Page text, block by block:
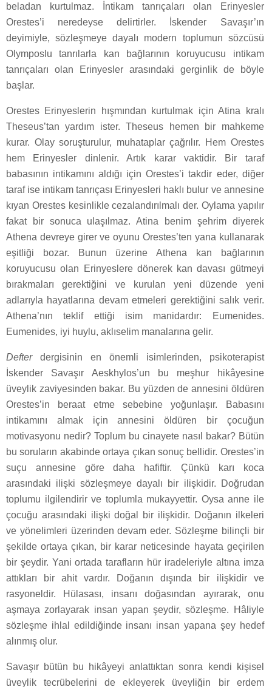
beladan kurtulmaz. İntikam tanrıçaları olan Erinyesler
Orestes’i neredeyse delirtirler. İskender Savaşır’ın
deyimiyle, sözleşmeye dayalı modern toplumun sözcüsü
Olymposlu tanrılarla kan bağlarının koruyucusu intikam
tanrıçaları olan Erinyesler arasındaki gerginlik de böyle
başlar.
Orestes Erinyeslerin hışmından kurtulmak için Atina kralı
Theseus’tan yardım ister. Theseus hemen bir mahkeme
kurar. Olay soruşturulur, muhataplar çağrılır. Hem Orestes
hem Erinyesler dinlenir. Artık karar vaktidir. Bir taraf
babasının intikamını aldığı için Orestes’i takdir eder, diğer
taraf ise intikam tanrıçası Erinyesleri haklı bulur ve annesine
kıyan Orestes kesinlikle cezalandırılmalı der. Oylama yapılır
fakat bir sonuca ulaşılmaz. Atina benim şehrim diyerek
Athena devreye girer ve oyunu Orestes’ten yana kullanarak
eşitliği bozar. Bunun üzerine Athena kan bağlarının
koruyucusu olan Erinyeslere dönerek kan davası gütmeyi
bırakmaları gerektiğini ve kurulan yeni düzende yeni
adlarıyla hayatlarına devam etmeleri gerektiğini salık verir.
Athena’nın teklif ettiği isim manidardır: Eumenides.
Eumenides, iyi huylu, aklıselim manalarına gelir.
Defterdergisinin en önemli isimlerinden, psikoterapist
İskender Savaşır Aeskhylos’un bu meşhur hikâyesine
üveylik zaviyesinden bakar. Bu yüzden de annesini öldüren
Orestes’in beraat etme sebebine yoğunlaşır. Babasını
intikamını almak için annesini öldüren bir çocuğun
motivasyonu nedir? Toplum bu cinayete nasıl bakar? Bütün
bu soruların akabinde ortaya çıkan sonuç bellidir. Orestes’in
suçu annesine göre daha hafiftir. Çünkü karı koca
arasındaki ilişki sözleşmeye dayalı bir ilişkidir. Doğrudan
toplumu ilgilendirir ve toplumla mukayyettir. Oysa anne ile
çocuğu arasındaki ilişki doğal bir ilişkidir. Doğanın ilkeleri
ve yönelimleri üzerinden devam eder. Sözleşme bilinçli bir
şekilde ortaya çıkan, bir karar neticesinde hayata geçirilen
bir şeydir. Yani ortada tarafların hür iradeleriyle altına imza
attıkları bir ahit vardır. Doğanın dışında bir ilişkidir ve
rasyoneldir. Hülasası, insanı doğasından ayırarak, onu
aşmaya zorlayarak insan yapan şeydir, sözleşme. Hâliyle
sözleşme ihlal edildiğinde insanı insan yapana şey hedef
alınmış olur.
Savaşır bütün bu hikâyeyi anlattıktan sonra kendi kişisel
üveylik tecrübelerini de ekleyerek üveyliğin bir erdem